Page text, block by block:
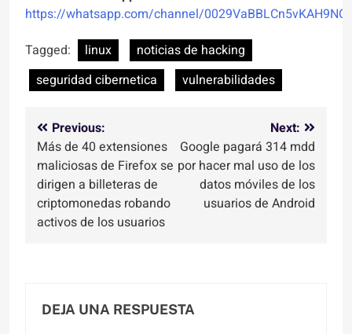
https://whatsapp.com/channel/
Tagged:
linux
noticias de hacking
seguridad cibernetica
vulnerabilidades
Navegación
de
entradas
Previous:
Más de 40 extensiones
maliciosas de Firefox se
dirigen a billeteras de
criptomonedas robando
activos de los usuarios
Next:
Google pagará 314 mdd
por hacer mal uso de los
datos móviles de los
usuarios de Android
DEJA UNA RESPUESTA